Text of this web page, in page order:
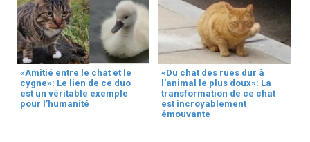
«Amitié entre le chat et le
cygne»: Le lien de ce duo
est un véritable exemple
pour l’humanité
«Du chat des rues dur à
l’animal le plus doux»: La
transformation de ce chat
est incroyablement
émouvante